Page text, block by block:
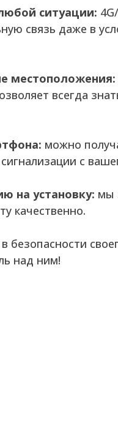
ситуации:
связь даже в
местоположения:
всегда
можно
с
на установку: мы
качественно.
безопасности
над ним!